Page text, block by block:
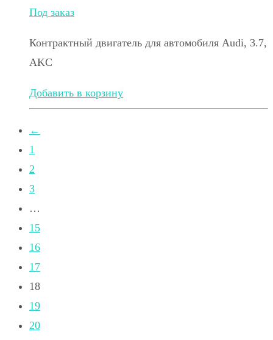
Под заказ
Контрактный двигатель для автомобиля Audi, 3.7,
AKC
Добавить в корзину
←
1
2
3
…
15
16
17
18
19
20